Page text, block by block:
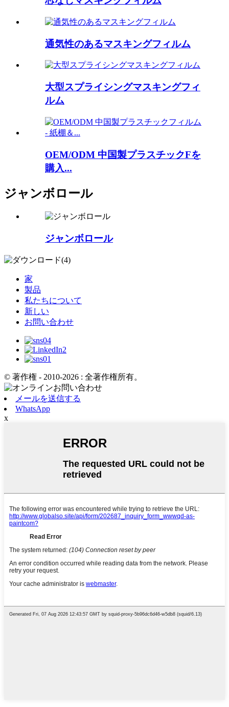
通気性のあるマスキングフィルム
大型スプライシングマスキングフィ
ルム
OEM/ODM 中国製プラスチックFを
購入...
ジャンボロール
ジャンボロール
家
製品
私たちについて
新しい
お問い合わせ
© 著作権 - 2010-2026 : 全著作権所有。
メールを送信する
WhatsApp
x